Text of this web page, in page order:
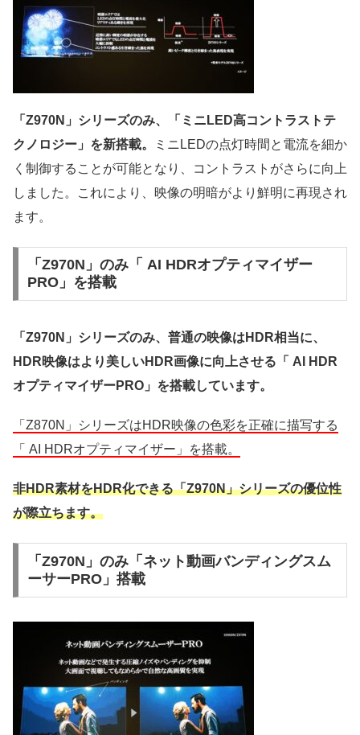
「Z970N」シリーズのみ、「ミニLED高コントラストテ
クノロジー」を新搭載。
ミニLEDの点灯時間と電流を細か
く制御することが可能となり、コントラストがさらに向上
しました。これにより、映像の明暗がより鮮明に再現され
ます。
「Z970N」のみ「 AI HDRオプティマイザー
PRO」を搭載
「Z970N」シリーズのみ、普通の映像はHDR相当に、
HDR映像はより美しいHDR画像に向上させる「 AI HDR
オプティマイザーPRO」を搭載しています。
「Z870N」シリーズはHDR映像の色彩を正確に描写する
「 AI HDRオプティマイザー」を搭載。
非HDR素材をHDR化できる「Z970N」シリーズの優位性
が際立ちます。
「Z970N」のみ「ネット動画バンディングスム
ーサーPRO」搭載